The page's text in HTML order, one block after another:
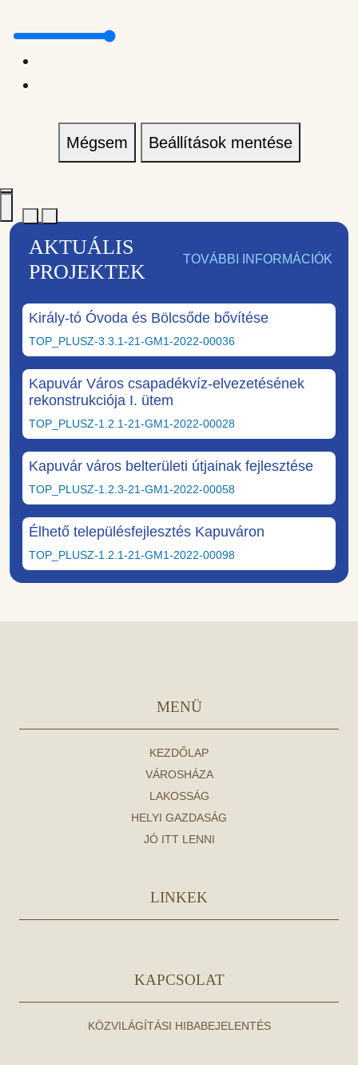
Mégsem Beállítások mentése
AKTUÁLIS
PROJEKTEK
TOVÁBBI INFORMÁCIÓK
Király-tó Óvoda és Bölcsőde bővítése
TOP_PLUSZ-3.3.1-21-GM1-2022-00036
Kapuvár Város csapadékvíz-elvezetésének
rekonstrukciója I. ütem
TOP_PLUSZ-1.2.1-21-GM1-2022-00028
Kapuvár város belterületi útjainak fejlesztése
TOP_PLUSZ-1.2.3-21-GM1-2022-00058
Élhető településfejlesztés Kapuváron
TOP_PLUSZ-1.2.1-21-GM1-2022-00098
MENÜ
KEZDŐLAP
VÁROSHÁZA
LAKOSSÁG
HELYI GAZDASÁG
JÓ ITT LENNI
LINKEK
KAPCSOLAT
KÖZVILÁGÍTÁSI HIBABEJELENTÉS